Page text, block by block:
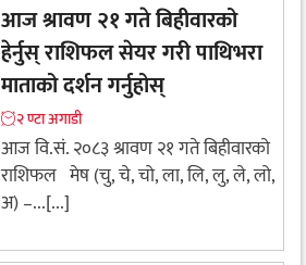
आज श्रावण २१ गते बिहीवारको
हेर्नुस् राशिफल सेयर गरी पाथिभरा
माताको दर्शन गर्नुहोस्
२ ण्टा अगाडी
आज वि.सं. २०८३ श्रावण २१ गते बिहीवारको
राशिफल मेष (चु, चे, चो, ला, लि, लु, ले, लो,
अ) –...[...]